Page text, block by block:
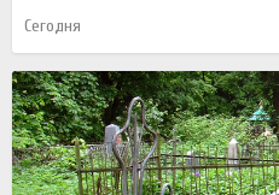
Сегодня